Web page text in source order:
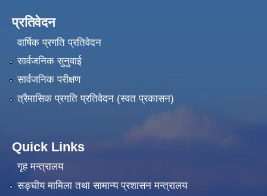
प्रतिवेदन
वार्षिक प्रगति प्रतिवेदन
सार्वजनिक सुनुवाई
सार्वजनिक परीक्षण
त्रैमासिक प्रगति प्रतिवेदन (स्वत प्रकासन)
Quick Links
गृह मन्त्रालय
सङ्‍घीय मामिला तथा सामान्य प्रशासन मन्त्रालय